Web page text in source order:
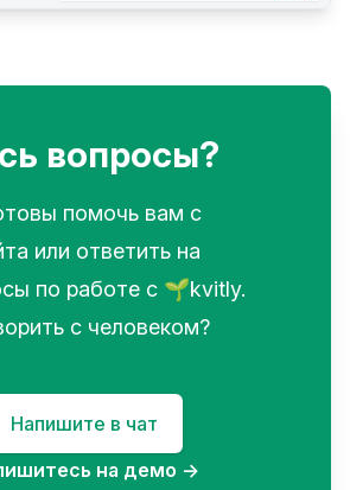
вопросы?
помочь вам с
или ответить на
по работе с 🌱kvitly.
с человеком?
Напишите в чат
на демо →